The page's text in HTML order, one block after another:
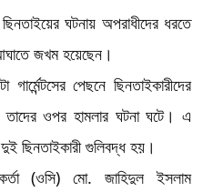
ঘটনায় অপরাধীদের ধরতে
জখম হয়েছেন।
পেছনে ছিনতাইকারীদের
ওপর হামলার ঘটনা ঘটে। এ
ছিনতাইকারী গুলিবদ্ধ হয়।
(ওসি) মো. জাহিদুল ইসলাম